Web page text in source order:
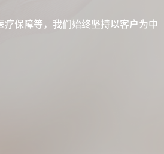
保障等，我们始终坚持以客户为中